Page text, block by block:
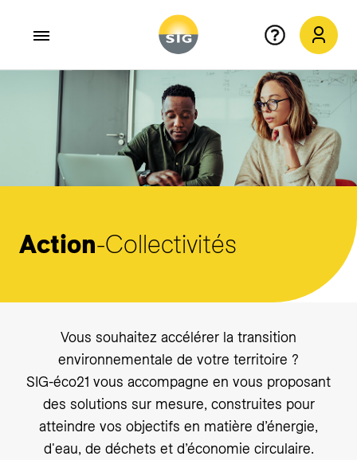
Aller au contenu principal
Action-Collectivités
Vous souhaitez accélérer la transition
environnementale de votre territoire ?
SIG-éco21 vous accompagne en vous proposant
des solutions sur mesure, construites pour
atteindre vos objectifs en matière d’énergie,
d'eau, de déchets et d’économie circulaire.